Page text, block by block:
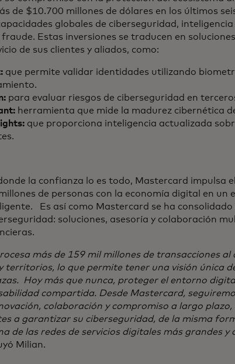
de $10.700 millones de dólares en los últimos
globales de ciberseguridad,
Estas inversiones se traducen en
de sus clientes y aliados, como:
que permite validar identidades utilizando
para evaluar riesgos de ciberseguridad en
herramienta que mide la madurez cibernética
que proporciona inteligencia actualizada
la confianza lo es todo, Mastercard impulsa
de personas con la economía digital en un
Es así como Mastercard se ha consolidado
soluciones, asesoría y colaboración
más de 159 mil millones de transacciones al
territorios, lo que permite tener una visión única
Hoy más que nunca, proteger el entorno
compartida. Desde Mastercard,
colaboración y compromiso a largo plazo,
a garantizar su ciberseguridad, de la misma
de las redes de servicios digitales más grandes y
Milian.